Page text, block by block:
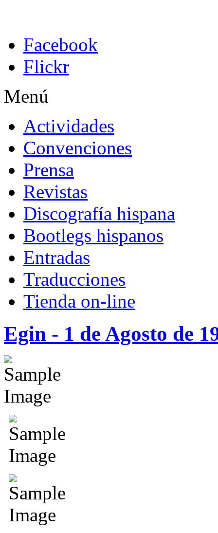
Facebook
Flickr
Menú
Actividades
Convenciones
Prensa
Revistas
Discografía hispana
Bootlegs hispanos
Entradas
Traducciones
Tienda on-line
Egin - 1 de Agosto de